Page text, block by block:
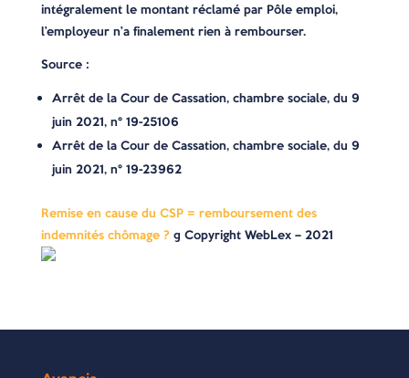
intégralement le montant réclamé par Pôle emploi,
l’employeur n’a finalement rien à rembourser.
Source:
Arrêt de la Cour de Cassation, chambre sociale, du 9
juin 2021, n° 19-25106
Arrêt de la Cour de Cassation, chambre sociale, du 9
juin 2021, n° 19-23962
Remise en cause du CSP = remboursement des
indemnités chômage ?© Copyright WebLex – 2021